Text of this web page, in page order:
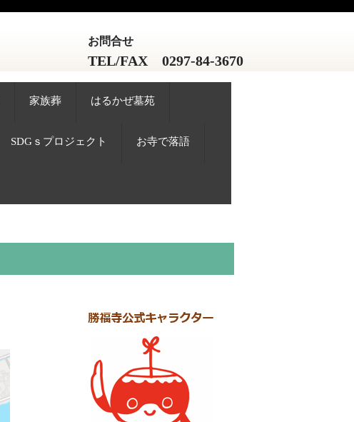
お問合せ
TEL/FAX 0297-84-3670
家族葬 はるかぜ墓苑
SDGｓプロジェクト お寺で落語